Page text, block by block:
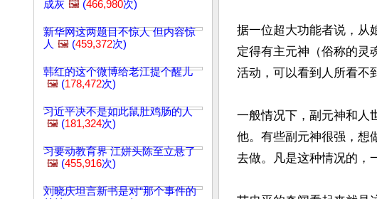
成灰 🖼️ (466,980次)
新华网这两题目不惊人 但内容惊
人 🖼️ (459,372次)
韩红的这个微博给老江提个醒儿
🖼️ (178,472次)
习近平决不是如此鼠肚鸡肠的人
🖼️ (181,324次)
习要动教育界 江姘头陈至立悬了
🖼️ (455,916次)
刘晓庆坦言新书是对“那个事件的
据一位超大功能者说，从
定得有主元神（俗称的灵
活动，可以看到人所看不
一般情况下，副元神和人
他。有些副元神很强，想
去做。凡是这种情况的，